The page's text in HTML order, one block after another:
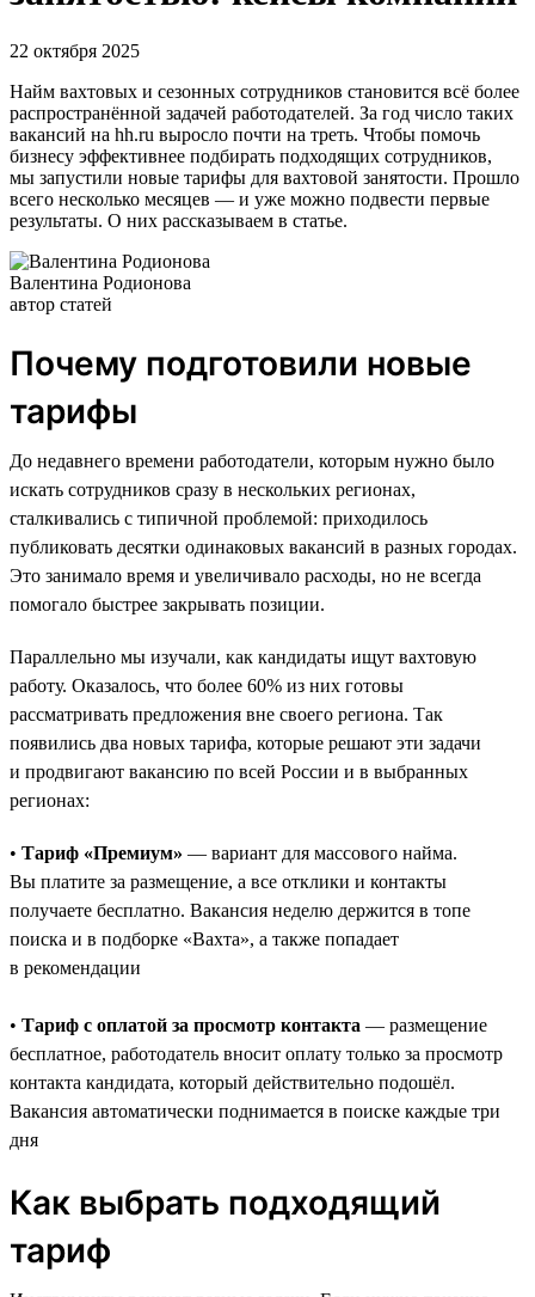
22 октября 2025
Найм вахтовых и сезонных сотрудников становится всё более
распространённой задачей работодателей. За год число таких
вакансий на hh.ru выросло почти на треть. Чтобы помочь
бизнесу эффективнее подбирать подходящих сотрудников,
мы запустили новые тарифы для вахтовой занятости. Прошло
всего несколько месяцев — и уже можно подвести первые
результаты. О них рассказываем в статье.
Валентина Родионова
автор статей
Почему подготовили новые
тарифы
До недавнего времени работодатели, которым нужно было
искать сотрудников сразу в нескольких регионах,
сталкивались с типичной проблемой: приходилось
публиковать десятки одинаковых вакансий в разных городах.
Это занимало время и увеличивало расходы, но не всегда
помогало быстрее закрывать позиции.
Параллельно мы изучали, как кандидаты ищут вахтовую
работу. Оказалось, что более 60% из них готовы
рассматривать предложения вне своего региона. Так
появились два новых тарифа, которые решают эти задачи
и продвигают вакансию по всей России и в выбранных
регионах:
• Тариф «Премиум» — вариант для массового найма.
Вы платите за размещение, а все отклики и контакты
получаете бесплатно. Вакансия неделю держится в топе
поиска и в подборке «Вахта», а также попадает
в рекомендации
• Тариф с оплатой за просмотр контакта — размещение
бесплатное, работодатель вносит оплату только за просмотр
контакта кандидата, который действительно подошёл.
Вакансия автоматически поднимается в поиске каждые три
дня
Как выбрать подходящий
тариф